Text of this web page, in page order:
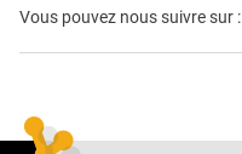
Vous pouvez nous suivre sur :